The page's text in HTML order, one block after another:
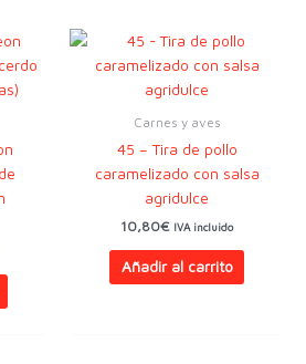
Carnes y aves
45 – Tira de pollo
caramelizado con salsa
agridulce
10,80€ IVA incluido
Añadir al carrito